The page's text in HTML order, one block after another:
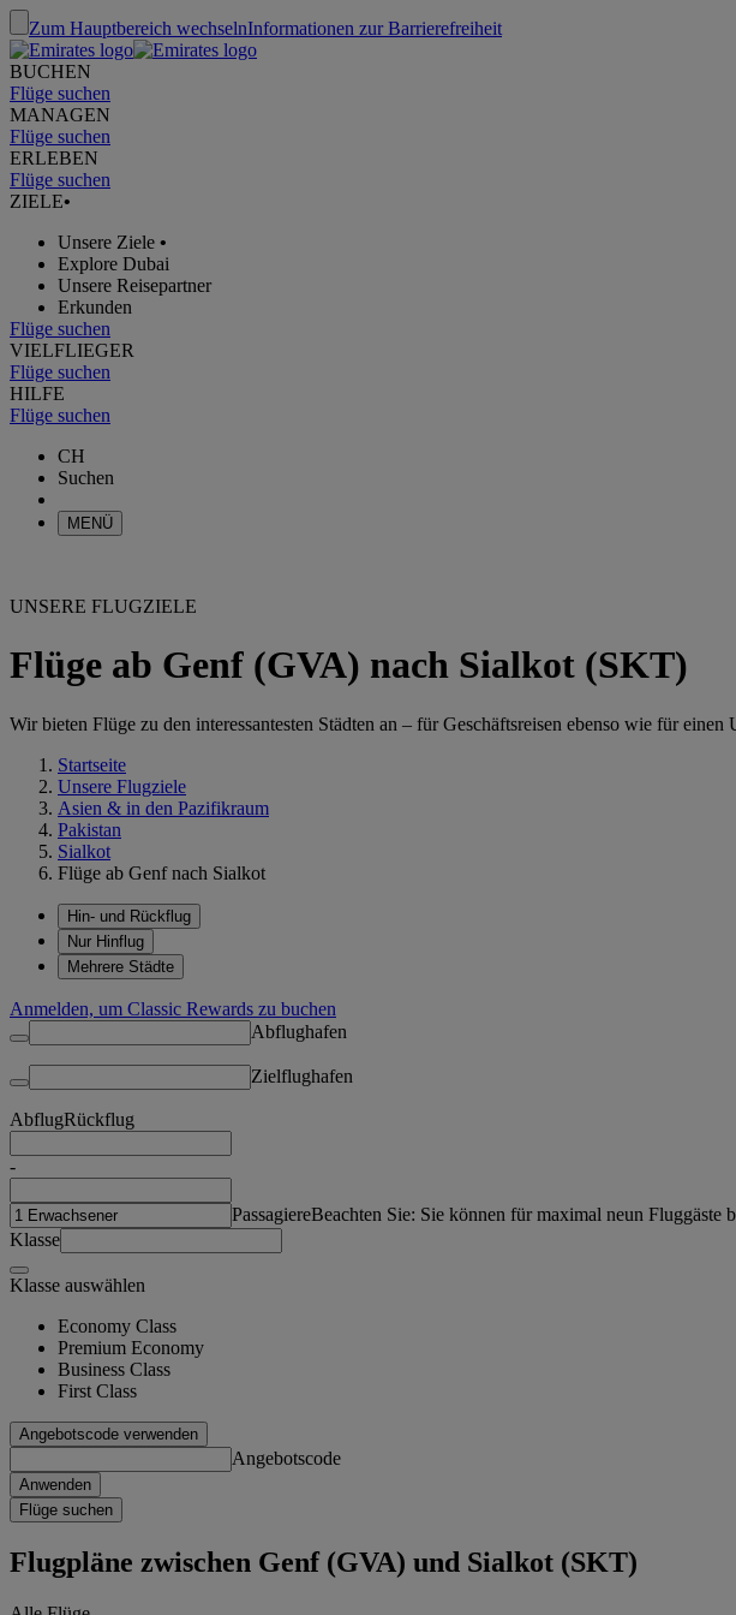
Zum Hauptbereich wechselnInformationen zur Barrierefreiheit
BUCHEN
Flüge suchen
MANAGEN
Flüge suchen
ERLEBEN
Flüge suchen
ZIELE•
Unsere Ziele •
Explore Dubai
Unsere Reisepartner
Erkunden
Flüge suchen
VIELFLIEGER
Flüge suchen
HILFE
Flüge suchen
CH
Suchen
MENÜ
UNSERE FLUGZIELE
Flüge ab Genf (GVA) nach Sialkot (SKT)
Wir bieten Flüge zu den interessantesten Städten an – für Geschäftsreisen ebenso wie für einen
Startseite
Unsere Flugziele
Asien & in den Pazifikraum
Pakistan
Sialkot
Flüge ab Genf nach Sialkot
Hin- und Rückflug
Nur Hinflug
Mehrere Städte
Anmelden, um Classic Rewards zu buchen
Abflughafen
Zielflughafen
AbflugRückflug
-
PassagiereBeachten Sie: Sie können für maximal neun Fluggäste
Klasse
Klasse auswählen
Economy Class
Premium Economy
Business Class
First Class
Angebotscode verwenden
Angebotscode
Anwenden
Flüge suchen
Flugpläne zwischen Genf (GVA) und Sialkot (SKT)